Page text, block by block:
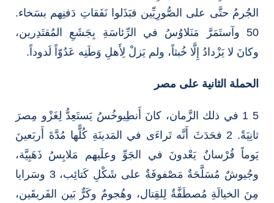
الجُرمُ حتَّى على الصُّورِيِّين فبَذَلوا نَفَقاتِ دَفنِهم بسَخاء.
50 وآستَمَرَّ مَنَلاوُسُ في الرِّئاسَةِ بِجَشَعِ المُقتَدِرين،
وكانَ لا يَزْدادُ إِلَّا خُبثاً، ولم يَزلْ لِأَهلِ وَطَنِه عَدُوّاً لَدوداً.
الحملة الثانية على مصر
5 1 في ذلك الزَّمان، كانَ أَنطِيوخُسُ يَستَعِدُّ لِغَزْو مِصرَ
ثانِيَةً. 2 فحَدَثَ أَنَّه تَراءَى في المَدينَةِ كُلًّها مُدَّةَ أَربَعينَ
يَوماً فُرْسانٌ يَعْدونَ في الجَوِّ وعلَيهم مَلابِسُ ذَهَبِيَّة،
وجُيوشٌ مُسَلَّحَةٌ مَصْفوفَةٌ على شَكْلِ كَتائِب، 3 وسَرايا
مِنَ الخيالَةِ مُصطَفَّةٌ لِلقِتال، وهُجومٌ وكَرٌّ بَين الفَريقَين،